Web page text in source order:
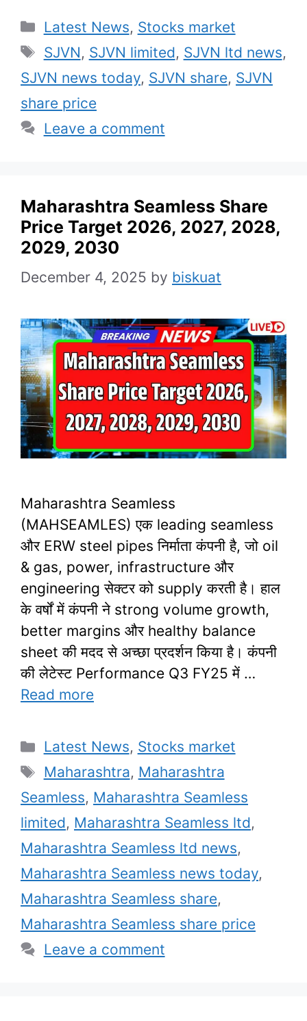
Categories
Latest News, Stocks market
Tags
SJVN, SJVN limited, SJVN ltd news,
SJVN news today, SJVN share, SJVN
share price
Leave a comment
Maharashtra Seamless Share
Price Target 2026, 2027, 2028,
2029, 2030
December 4, 2025 by biskuat
Maharashtra Seamless
(MAHSEAMLES) एक leading seamless
और ERW steel pipes निर्माता कंपनी है, जो oil
& gas, power, infrastructure और
engineering सेक्टर को supply करती है। हाल
के वर्षों में कंपनी ने strong volume growth,
better margins और healthy balance
sheet की मदद से अच्छा प्रदर्शन किया है। कंपनी
की लेटेस्ट Performance Q3 FY25 में …
Read more
Categories
Latest News, Stocks market
Tags
Maharashtra, Maharashtra
Seamless, Maharashtra Seamless
limited, Maharashtra Seamless ltd,
Maharashtra Seamless ltd news,
Maharashtra Seamless news today,
Maharashtra Seamless share,
Maharashtra Seamless share price
Leave a comment